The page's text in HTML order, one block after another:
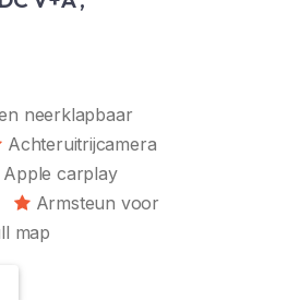
neerklapbaar
Achteruitrijcamera
Apple carplay
Armsteun voor
map